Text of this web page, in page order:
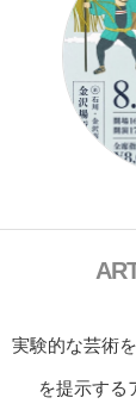
実験的な芸術
を提示する